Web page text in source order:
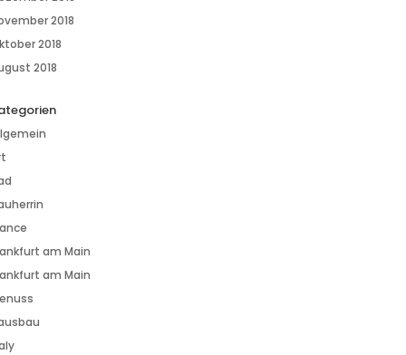
2018
2018
2018
am Main
am Main